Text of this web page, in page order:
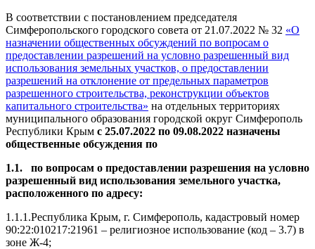
В соответствии с постановлением председателя
Симферопольского городского совета от 21.07.2022 № 32 «О
назначении общественных обсуждений по вопросам о
предоставлении разрешений на условно разрешенный вид
использования земельных участков, о предоставлении
разрешений на отклонение от предельных параметров
разрешенного строительства, реконструкции объектов
капитального строительства» на отдельных территориях
муниципального образования городской округ Симферополь
Республики Крым с 25.07.2022 по 09.08.2022 назначены
общественные обсуждения по
1.1. по вопросам о предоставлении разрешения на условно
разрешенный вид использования земельного участка,
расположенного по адресу:
1.1.1.Республика Крым, г. Симферополь, кадастровый номер
90:22:010217:21961 – религиозное использование (код – 3.7) в
зоне Ж-4;